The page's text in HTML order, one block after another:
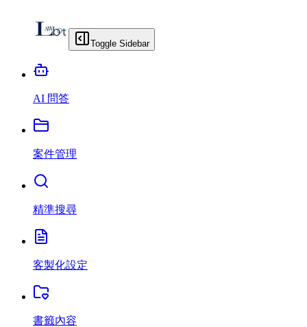
Toggle Sidebar
AI 問答
案件管理
精準搜尋
客製化設定
書籤內容